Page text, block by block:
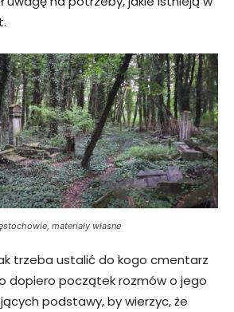
materiały własne
trzeba ustalić do kogo cmentarz
dopiero początek rozmów o jego
podstawy, by wierzyc, że